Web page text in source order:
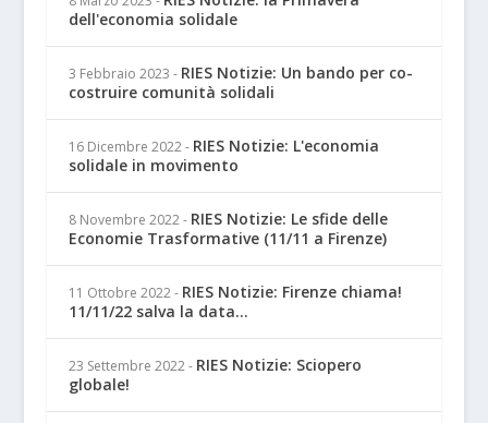
dell'economia solidale
3 Febbraio 2023 - RIES Notizie: Un bando per co-
costruire comunità solidali
16 Dicembre 2022 - RIES Notizie: L'economia
solidale in movimento
8 Novembre 2022 - RIES Notizie: Le sfide delle
Economie Trasformative (11/11 a Firenze)
11 Ottobre 2022 - RIES Notizie: Firenze chiama!
11/11/22 salva la data...
23 Settembre 2022 - RIES Notizie: Sciopero
globale!